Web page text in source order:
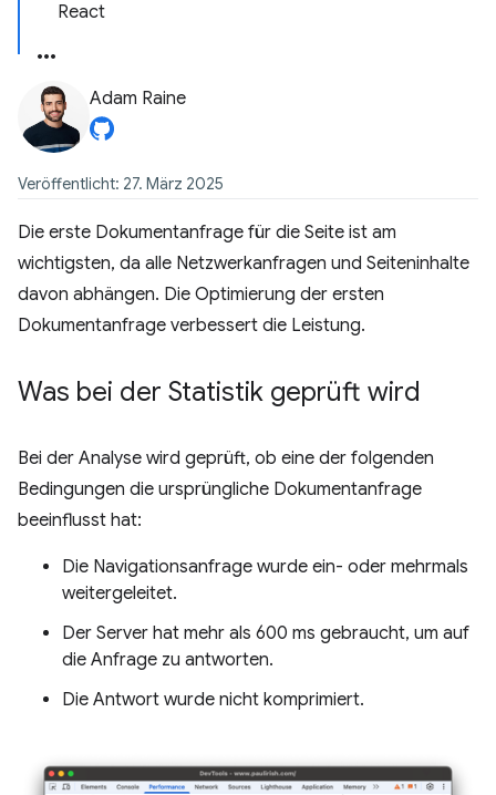
React
Adam Raine
Veröffentlicht: 27. März 2025
Die erste Dokumentanfrage für die Seite ist am
wichtigsten, da alle Netzwerkanfragen und Seiteninhalte
davon abhängen. Die Optimierung der ersten
Dokumentanfrage verbessert die Leistung.
Was bei der Statistik geprüft wird
Bei der Analyse wird geprüft, ob eine der folgenden
Bedingungen die ursprüngliche Dokumentanfrage
beeinflusst hat:
Die Navigationsanfrage wurde ein- oder mehrmals
weitergeleitet.
Der Server hat mehr als 600 ms gebraucht, um auf
die Anfrage zu antworten.
Die Antwort wurde nicht komprimiert.